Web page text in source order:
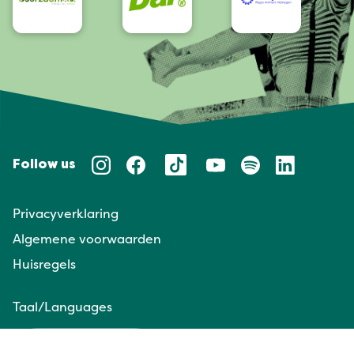
Follow us
Privacyverklaring
Algemene voorwaarden
Huisregels
Taal/Languages